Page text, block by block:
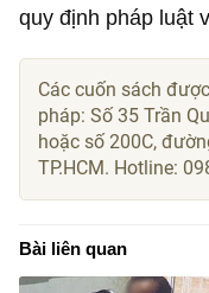
quy định pháp luật
Các cuốn sách
pháp: Số 35 Trần
hoặc số 200C,
TP.HCM. Hotline:
Bài liên quan